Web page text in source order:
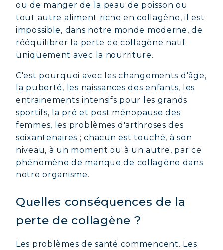
ou de manger de la peau de poisson ou
tout autre aliment riche en collagène, il est
impossible, dans notre monde moderne, de
rééquilibrer la perte de collagène natif
uniquement avec la nourriture.
C'est pourquoi avec les changements d'âge,
la puberté, les naissances des enfants, les
entrainements intensifs pour les grands
sportifs, la pré et post ménopause des
femmes, les problèmes d'arthroses des
soixantenaires ; chacun est touché, à son
niveau, à un moment ou à un autre, par ce
phénomène de manque de collagène dans
notre organisme.
Quelles conséquences de la
perte de collagène ?
Les problèmes de santé commencent. Les